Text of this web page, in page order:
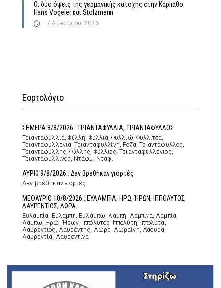
Οι δύο όψεις της γερμανικής κατοχής στην Κάρπαθο:
Hans Vogeler και Stolzmann
7 Αυγούστου, 2026
Εορτολόγιο
ΣΗΜΕΡΑ 8/8/2026 : ΤΡΙΑΝΤΑΦΥΛΛΙΑ, ΤΡΙΑΝΤΑΦΥΛΛΟΣ
Τριανταφυλλιά, Φύλλη, Φύλλια, Φυλλιώ, Φυλλίτσα,
Τριανταφυλλένια, Τριανταφυλλίνη, Ρόζα, Τριαντάφυλλος,
Τριανταφύλλης, Φύλλης, Φύλλιος, Τριανταφυλλένιος,
Τριανταφυλλίνος, Ντάφυ, Ντάφι
ΑΥΡΙΟ 9/8/2026 : Δεν βρέθηκαν γιορτές
Δεν βρέθηκαν γιορτές
ΜΕΘΑΥΡΙΟ 10/8/2026 : ΕΥΛΑΜΠΙΑ, ΗΡΩ, ΉΡΩΝ, ΙΠΠΟΛΥΤΟΣ,
ΛΑΥΡΕΝΤΙΟΣ, ΛΩΡΑ
Ευλαμπία, Ευλαμπή, Ευλάμπω, Λαμπή, Λαμπίνα, Λαμπία,
Λάμπω, Ηρώ, Ήρων, Ιππόλυτος, Ιππολύτη, Ιππολύτα,
Λαυρέντιος, Λαυρέντης, Λώρα, Λωραίνη, Λάουρα,
Λαυρεντία, Λαυρεντίνα